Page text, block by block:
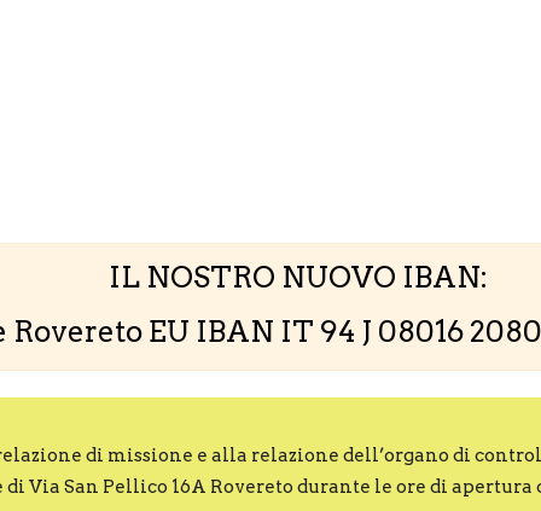
IL NOSTRO NUOVO IBAN:
Rovereto EU IBAN IT 94 J 08016
di missione e alla relazione dell’organo di
di Via San Pellico 16A Rovereto durante le ore di apertura